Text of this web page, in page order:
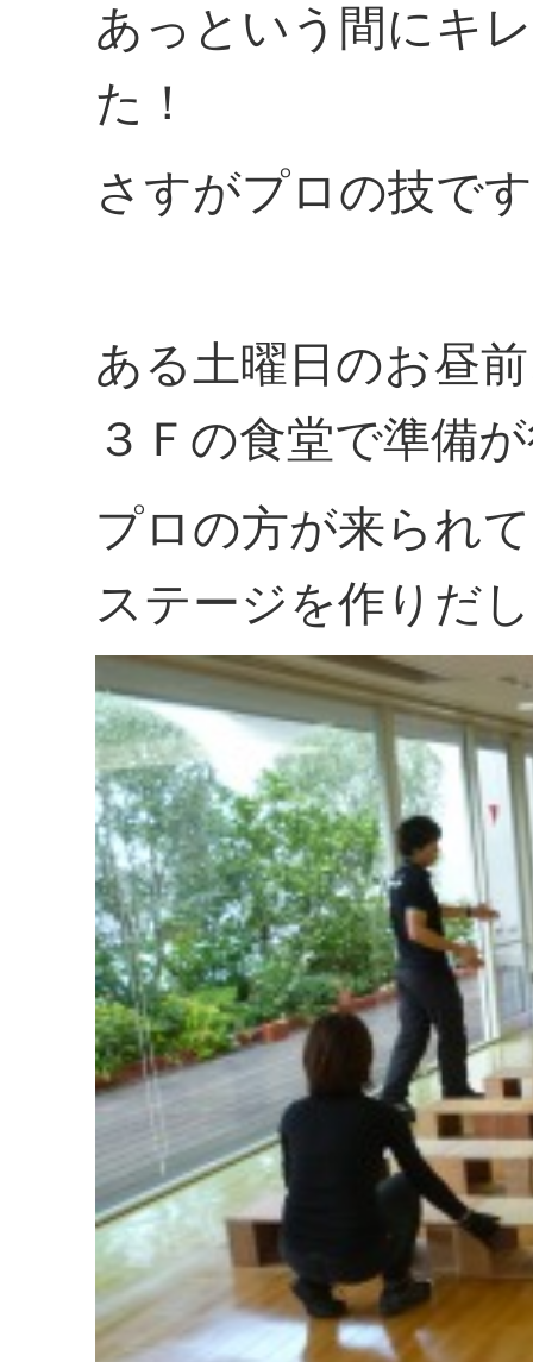
あっという間にキ
た！
さすがプロの技で
ある土曜日のお昼
３Ｆの食堂で準備
プロの方が来られ
ステージを作りだ